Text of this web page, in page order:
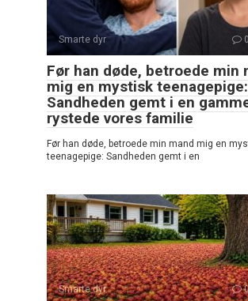
Smarte dyr 0
Før han døde, betroede min
mig en mystisk teenagepige:
Sandheden gemt i en
rystede vores familie
Før han døde, betroede min mand mig en
teenagepige: Sandheden gemt i en
Smarte dyr